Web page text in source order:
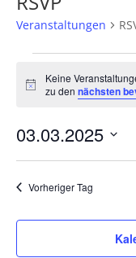
Veranstaltungen
für
03.03.2025
Hinweis
Keine
zu den nächsten
03.03.2025
Datum
wählen.
Vorheriger Tag